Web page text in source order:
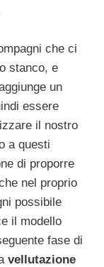
che ci
stanco, e
un
essere
il nostro
a questi
di proporre
nel proprio
possibile
il modello
fase di
vellutazione